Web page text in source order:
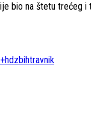
bio na štetu trećeg